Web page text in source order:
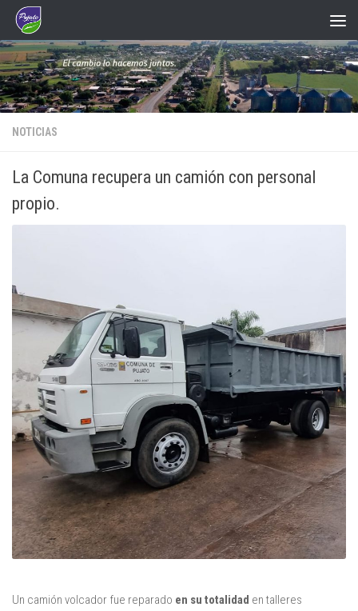
Saltar al contenido
NOTICIAS
La Comuna recupera un camión con personal
propio.
Un camión volcador fue reparado en su totalidad en talleres